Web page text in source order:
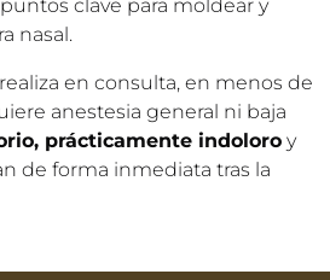
formulado para zonas con
nariz. Este gel se inyecta
clave para moldear y
nasal.
en consulta, en menos de
anestesia general ni baja